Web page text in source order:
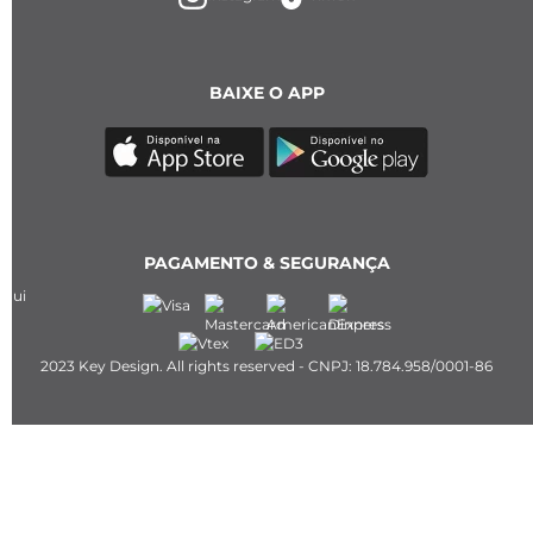
BAIXE O APP
PAGAMENTO & SEGURANÇA
2023 Key Design. All rights reserved - CNPJ: 18.784.958/0001-86